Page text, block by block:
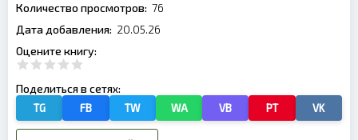
Количество просмотров: 76
Дата добавления: 20.05.26
Оцените книгу:
Поделиться в сетях:
TG FB TW WA VB PT VK